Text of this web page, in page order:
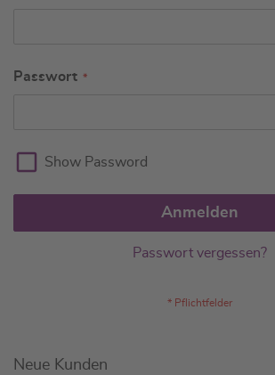
Passwort
Show Password
Anmelden
Passwort vergessen?
Neue Kunden